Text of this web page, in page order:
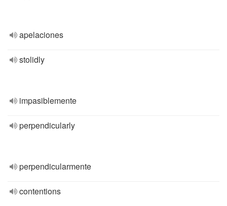
apelaciones
stolidly
impasiblemente
perpendicularly
perpendicularmente
contentions